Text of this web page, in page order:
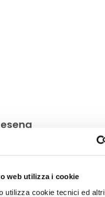
web utilizza i cookie
utilizza cookie tecnici ed
comunione,